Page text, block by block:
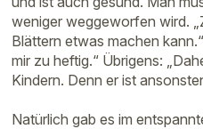
weniger weggeworfen wird.
Blättern etwas machen
mir zu heftig.“ Übrigens:
Kindern. Denn er ist
Natürlich gab es im